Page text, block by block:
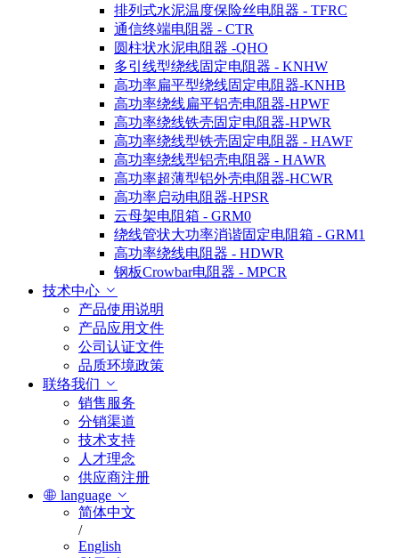
排列式水泥温度保险丝电阻器 - TFRC
通信终端电阻器 - CTR
圆柱状水泥电阻器 -QHO
多引线型绕线固定电阻器 - KNHW
高功率扁平型绕线固定电阻器-KNHB
高功率绕线扁平铝壳电阻器-HPWF
高功率绕线铁壳固定电阻器-HPWR
高功率绕线型铁壳固定电阻器 - HAWF
高功率绕线型铝壳电阻器 - HAWR
高功率超薄型铝外壳电阻器-HCWR
高功率启动电阻器-HPSR
云母架电阻箱 - GRM0
绕线管状大功率消谐固定电阻箱 - GRM1
高功率绕线电阻器 - HDWR
钢板Crowbar电阻器 - MPCR
技术中心
产品使用说明
产品应用文件
公司认证文件
品质环境政策
联络我们
销售服务
分销渠道
技术支持
人才理念
供应商注册
language
简体中文
/
English